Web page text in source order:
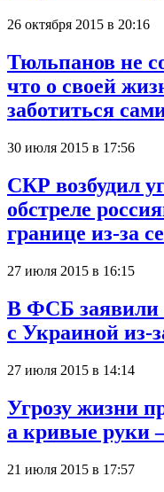
26 октября 2015 в 20:16
Тюльпанов не
что о своей
заботиться
30 июля 2015 в 17:56
СКР возбудил
обстреле
границе из-за
27 июля 2015 в 16:15
В ФСБ заявили
с Украиной из-
27 июля 2015 в 14:14
Угрозу жизни
а кривые
21 июля 2015 в 17:57